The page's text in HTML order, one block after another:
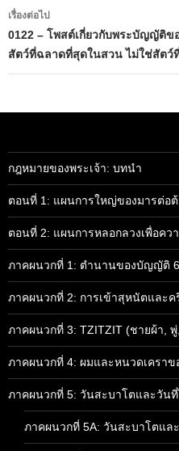
เรื่องต่อไป
0122 – โพสต์เกี่ยวกับพระบัญญัติข
สัตว์ที่ฉลาดที่สุดในสวน ไม่ใช่สัตว์
กฎหมายของพระเจ้า: บทนำ
ตอนที่ 1: แผนการใหญ่ของมารต่อ
ตอนที่ 2: แผนการหลอกลวงเพื่อคว
ภาคผนวกที่ 1: ตำนานของบัญญัติ
ภาคผนวกที่ 2: การเข้าสุหนัตและค
ภาคผนวกที่ 3: TZITZIT (ชายผ้า, พู่
ภาคผนวกที่ 4: ผมและหนวดเคราข
ภาคผนวกที่ 5: วันสะบาโตและวัน
ภาคผนวกที่ 5A: วันสะบาโตแล